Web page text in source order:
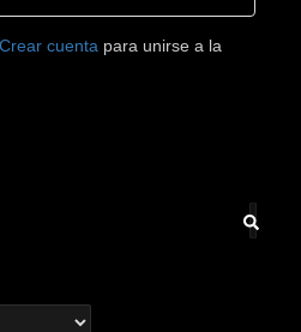
Crear cuenta para unirse a la